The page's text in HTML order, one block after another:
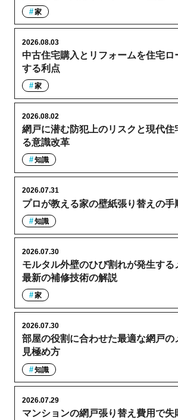
家
中古住宅購入とリフォームを住宅ロ
する利点
2026.08.03
家
網戸に潜む防犯上のリスクと現代住
る意識改革
2026.08.02
知識
プロが教える家の壁紙張り替えの手
2026.07.31
知識
モルタル外壁のひび割れが発生する
最新の補修技術の解説
2026.07.30
家
部屋の役割に合わせた最適な網戸の
見極め方
2026.07.30
知識
マンションの網戸張り替え費用で失
2026.07.29